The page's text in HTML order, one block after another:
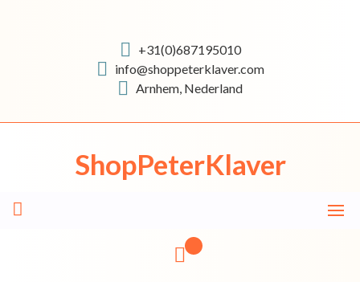
+31(0)687195010
info@shoppeterklaver.com
Arnhem, Nederland
ShopPeterKlaver